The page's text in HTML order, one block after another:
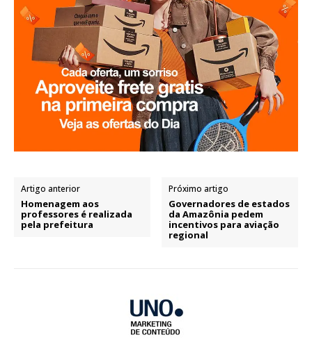
Artigo anterior
Homenagem aos
professores é realizada
pela prefeitura
Próximo artigo
Governadores de estados
da Amazônia pedem
incentivos para aviação
regional